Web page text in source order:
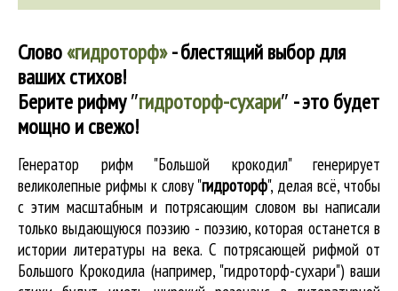
Слово«гидроторф»- блестящий выбор для
ваших стихов!
Берите рифму″гидроторф-сухари″ - это будет
мощно и свежо!
Генератор рифм "Большой крокодил" генерирует
великолепные рифмы к слову "гидроторф", делая всё, чтобы
с этим масштабным и потрясающим словом вы написали
только выдающуюся поэзию - поэзию, которая останется в
истории литературы на века. С потрясающей рифмой от
Большого Крокодила (например, "гидроторф-сухари") ваши